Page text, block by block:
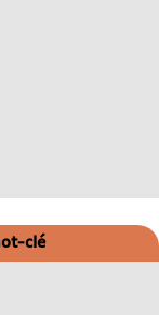
clé